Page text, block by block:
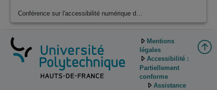
Conférence sur l'accessibilité numérique d…
Mentions
légales
Accessibilité :
Partiellement
conforme
Assistance